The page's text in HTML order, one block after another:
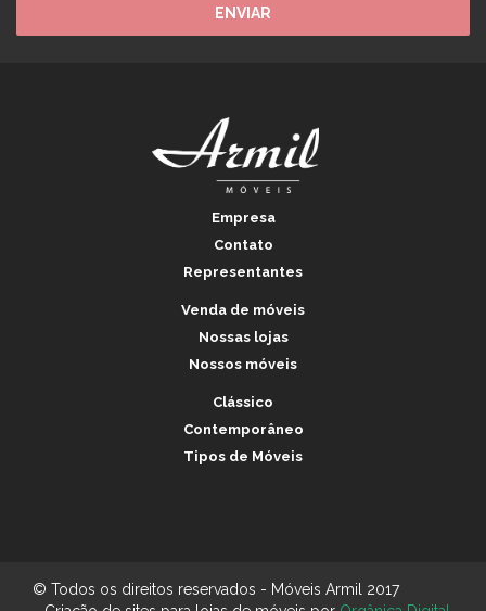
ENVIAR
Empresa
Contato
Representantes
Venda de móveis
Nossas lojas
Nossos móveis
Clássico
Contemporâneo
Tipos de Móveis
© Todos os direitos reservados - Móveis Armil 2017